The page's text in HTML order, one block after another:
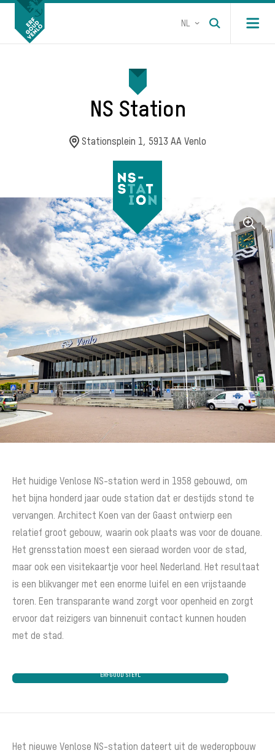
NL
Open
NS Station
Stationsplein 1, 5913 AA Venlo
Het huidige Venlose NS-station werd in 1958 gebouwd, om
het bijna honderd jaar oude station dat er destijds stond te
vervangen. Architect Koen van der Gaast ontwierp een
relatief groot gebouw, waarin ook plaats was voor de douane.
Het grensstation moest een sieraad worden voor de stad,
maar ook een visitekaartje voor heel Nederland. Het resultaat
is een blikvanger met een enorme luifel en een vrijstaande
toren. Een transparante wand zorgt voor openheid en zorgt
ervoor dat reizigers van binnenuit contact kunnen houden
met de stad.
ERFGOUD STEYL
Het nieuwe Venlose NS-station dateert uit de wederopbouw